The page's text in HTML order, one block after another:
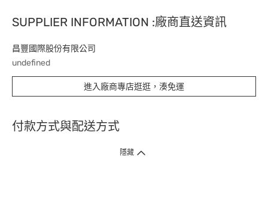
SUPPLIER INFORMATION :廠商直送資訊
昌豐國際股份有限公司
undefined
進入廠商專店逛逛，湊免運
付款方式與配送方式
隱藏